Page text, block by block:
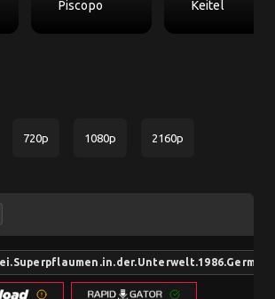
Piscopo
Keitel
720p 1080p 2160p